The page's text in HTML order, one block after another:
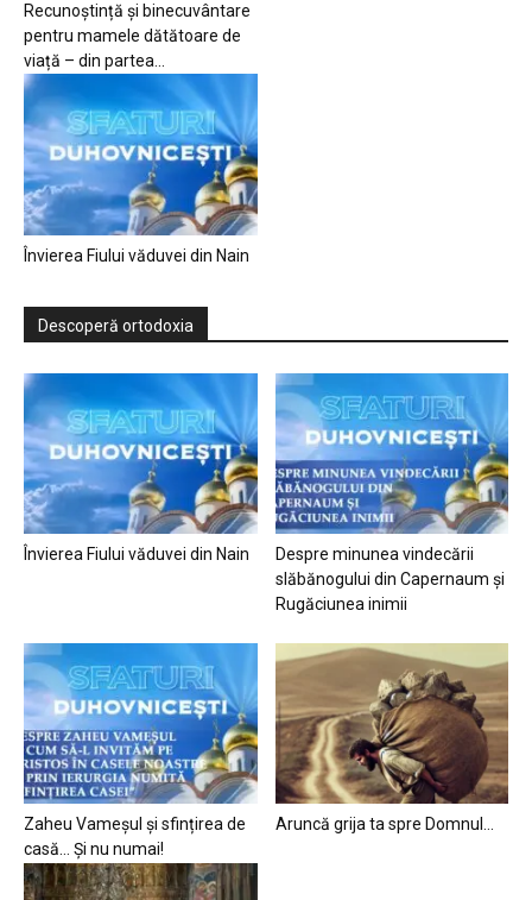
Recunoștință și binecuvântare
pentru mamele dătătoare de
viață – din partea...
Învierea Fiului văduvei din Nain
Descoperă ortodoxia
Învierea Fiului văduvei din Nain
Despre minunea vindecării
slăbănogului din Capernaum și
Rugăciunea inimii
Zaheu Vameșul și sfințirea de
casă… Și nu numai!
Aruncă grija ta spre Domnul…